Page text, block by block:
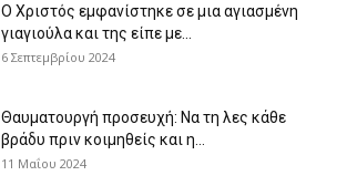
Ο Χριστός εμφανίστηκε σε μια αγιασμένη
γιαγιούλα και της είπε με...
6 Σεπτεμβρίου 2024
Θαυματουργή προσευχή: Να τη λες κάθε
βράδυ πριν κοιμηθείς και η...
11 Μαΐου 2024